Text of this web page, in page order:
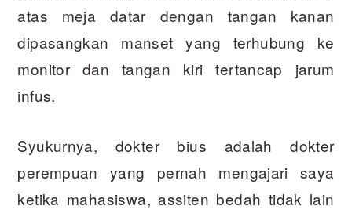
atas meja datar dengan tangan kanan
dipasangkan manset yang terhubung ke
monitor dan tangan kiri tertancap jarum
infus.
Syukurnya, dokter bius adalah dokter
perempuan yang pernah mengajari saya
ketika mahasiswa, assiten bedah tidak lain